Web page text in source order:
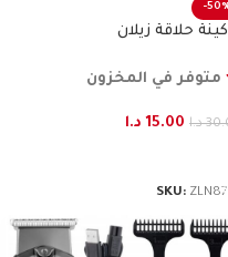
-
حلاقة زيلان
متوفر في المخزون
د.ا 15.00 د.ا
SKU: